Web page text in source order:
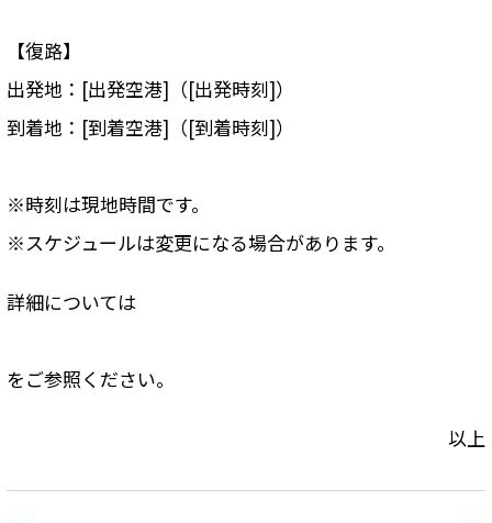
【復路】
出発地：[出発空港]（[出発時刻]）
到着地：[到着空港]（[到着時刻]）
※時刻は現地時間です。
※スケジュールは変更になる場合があります。
詳細については
をご参照ください。
以上